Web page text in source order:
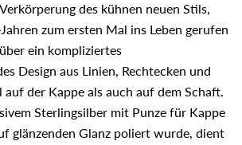
des kühnen neuen Stils,
zum ersten Mal ins Leben gerufen
ein kompliziertes
Design aus Linien, Rechtecken und
der Kappe als auch auf dem Schaft.
Sterlingsilber mit Punze für Kappe
glänzenden Glanz poliert wurde, dient